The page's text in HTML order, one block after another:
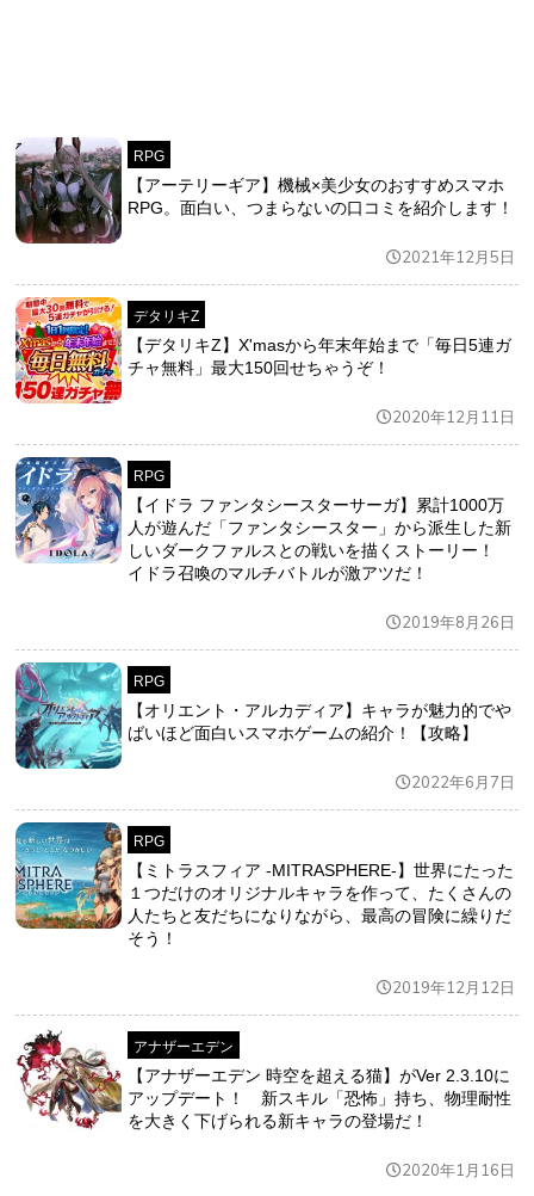
RPG
【アーテリーギア】機械×美少女のおすすめスマホ
RPG。面白い、つまらないの口コミを紹介します！
2021年12月5日
デタリキZ
【デタリキZ】X'masから年末年始まで「毎日5連ガ
チャ無料」最大150回せちゃうぞ！
2020年12月11日
RPG
【イドラ ファンタシースターサーガ】累計1000万
人が遊んだ「ファンタシースター」から派生した新
しいダークファルスとの戦いを描くストーリー！
イドラ召喚のマルチバトルが激アツだ！
2019年8月26日
RPG
【オリエント・アルカディア】キャラが魅力的でや
ばいほど面白いスマホゲームの紹介！【攻略】
2022年6月7日
RPG
【ミトラスフィア -MITRASPHERE-】世界にたった
１つだけのオリジナルキャラを作って、たくさんの
人たちと友だちになりながら、最高の冒険に繰りだ
そう！
2019年12月12日
アナザーエデン
【アナザーエデン 時空を超える猫】がVer 2.3.10に
アップデート！ 新スキル「恐怖」持ち、物理耐性
を大きく下げられる新キャラの登場だ！
2020年1月16日